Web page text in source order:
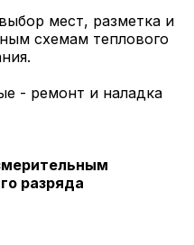
мест, разметка и
схемам теплового
- ремонт и наладка
разряда